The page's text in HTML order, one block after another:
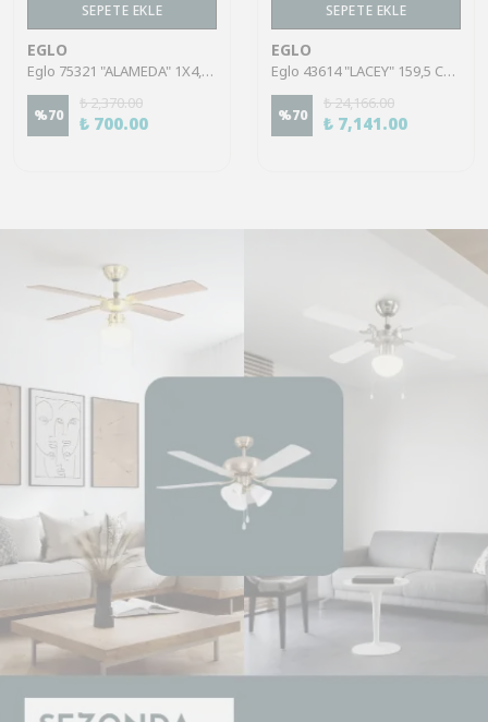
SEPETE EKLE
EGLO
Eglo 75321 "ALAMEDA" 1X4,5W Çelik Nikel Mat Sıva Üstü Spot
%70
₺ 2,370.00
₺ 700.00
SEPETE EKLE
EGLO
Eglo 43614 "LACEY" 159,5 Cm Yüksekliğinde Çelik, Ahşap Köşe Lambası Lambader
%70
₺ 24,166.00
₺ 7,141.00